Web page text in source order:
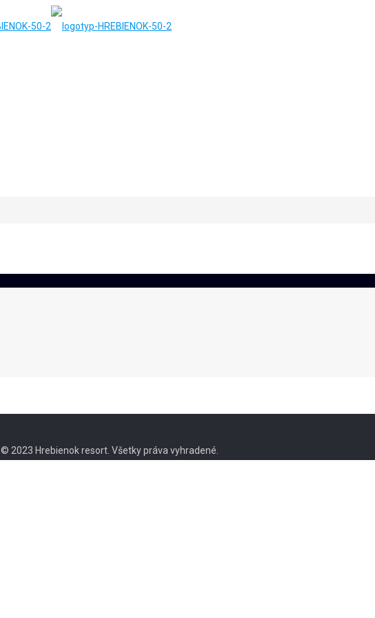
© 2023 Hrebienok resort. Všetky práva vyhradené.